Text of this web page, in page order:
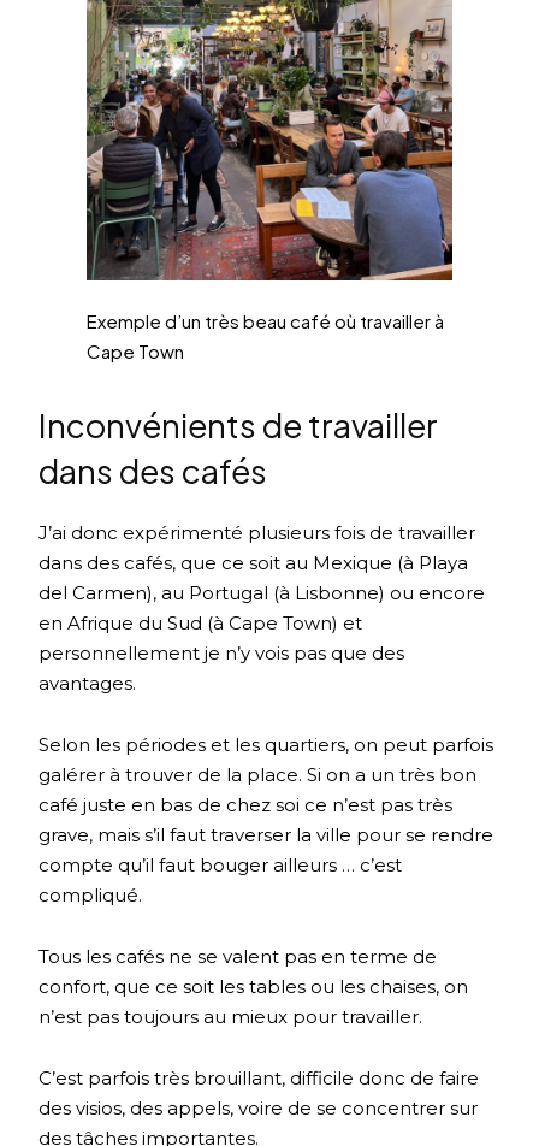
Exemple d’un très beau café où travailler à
Cape Town
Inconvénients de travailler
dans des cafés
J’ai donc expérimenté plusieurs fois de travailler
dans des cafés, que ce soit au Mexique (à Playa
del Carmen), au Portugal (à Lisbonne) ou encore
en Afrique du Sud (à Cape Town) et
personnellement je n’y vois pas que des
avantages.
Selon les périodes et les quartiers, on peut parfois
galérer à trouver de la place. Si on a un très bon
café juste en bas de chez soi ce n’est pas très
grave, mais s’il faut traverser la ville pour se rendre
compte qu’il faut bouger ailleurs … c’est
compliqué.
Tous les cafés ne se valent pas en terme de
confort, que ce soit les tables ou les chaises, on
n’est pas toujours au mieux pour travailler.
C’est parfois très brouillant, difficile donc de faire
des visios, des appels, voire de se concentrer sur
des tâches importantes.